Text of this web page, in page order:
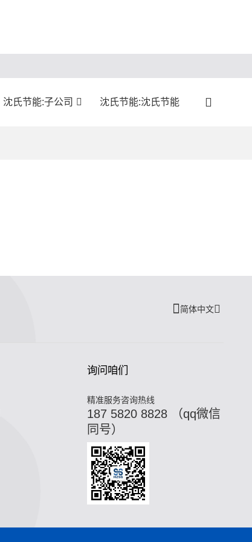
沈氏节能:子公司 沈氏节能:沈氏节能
简体中文
询问咱们
精准服务咨询热线
187 5820 8828 （qq微信
同号）